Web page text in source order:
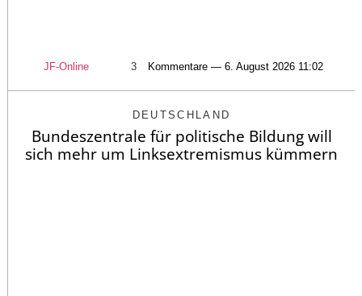
JF-Online 3 Kommentare — 6. August 2026 11:02
DEUTSCHLAND
Bundeszentrale für politische Bildung will
sich mehr um Linksextremismus kümmern